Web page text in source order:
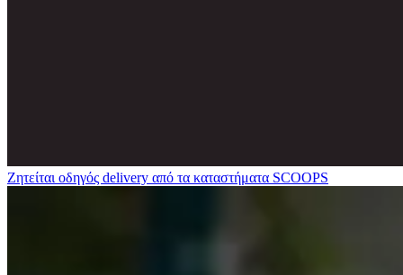
Ζητείται οδηγός delivery από τα καταστήματα SCOOPS